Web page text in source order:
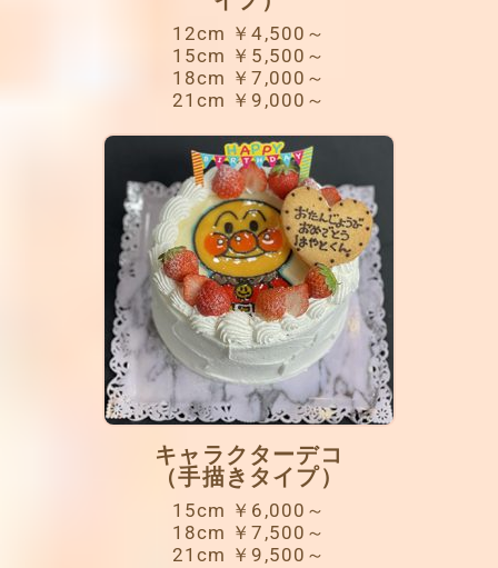
12cm ￥4,500～
15cm ￥5,500～
18cm ￥7,000～
21cm ￥9,000～
キャラクターデコ
（手描きタイプ）
15cm ￥6,000～
18cm ￥7,500～
21cm ￥9,500～